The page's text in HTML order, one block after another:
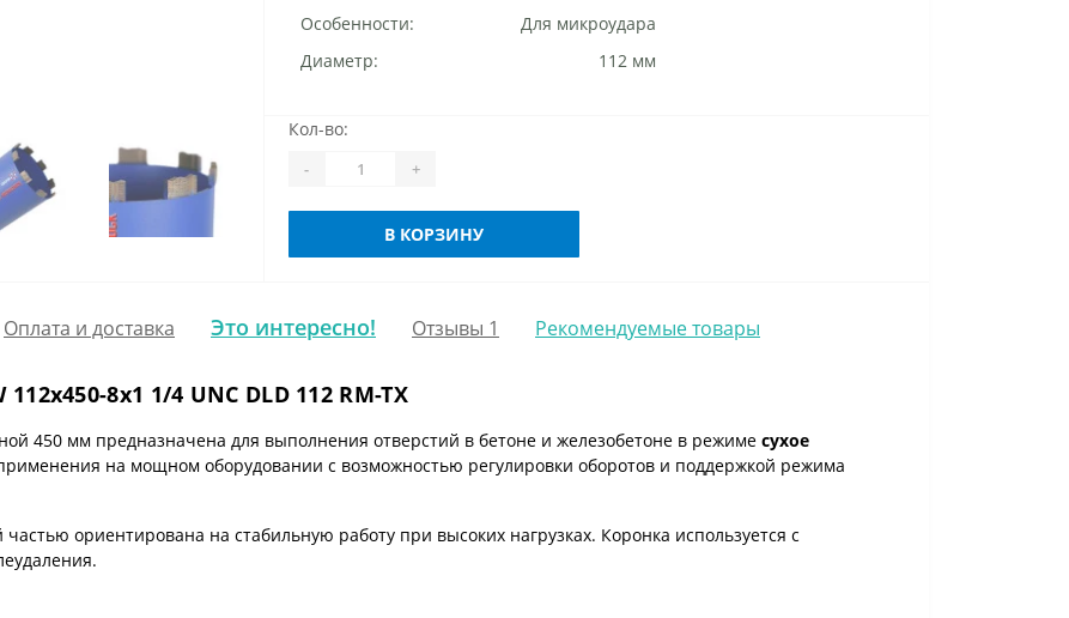
Особенности:
Для микроудара
Диаметр:
112 мм
Кол-во:
- +
В КОРЗИНУ
Оплата и доставка Это интересно! Отзывы 1 Рекомендуемые товары
8x1 1/4 UNC DLD 112 RM-TX
450 мм предназначена для выполнения отверстий в бетоне и железобетоне в режиме сухое
на мощном оборудовании с возможностью регулировки оборотов и поддержкой режима
ориентирована на стабильную работу при высоких нагрузках. Коронка используется с